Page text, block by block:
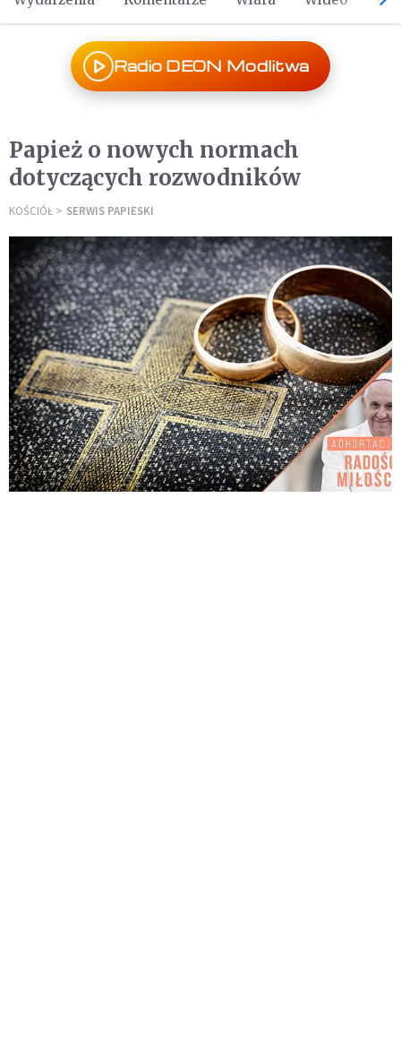
Radio DEON Modlitwa
Papież o nowych normach
dotyczących rozwodników
KOŚCIÓŁ SERWIS PAPIESKI